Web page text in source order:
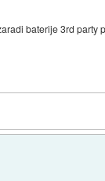
baterije 3rd